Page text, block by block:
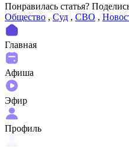
Понравилась статья?
Общество , Суд , СВО ,
Главная
Афиша
Эфир
Профиль